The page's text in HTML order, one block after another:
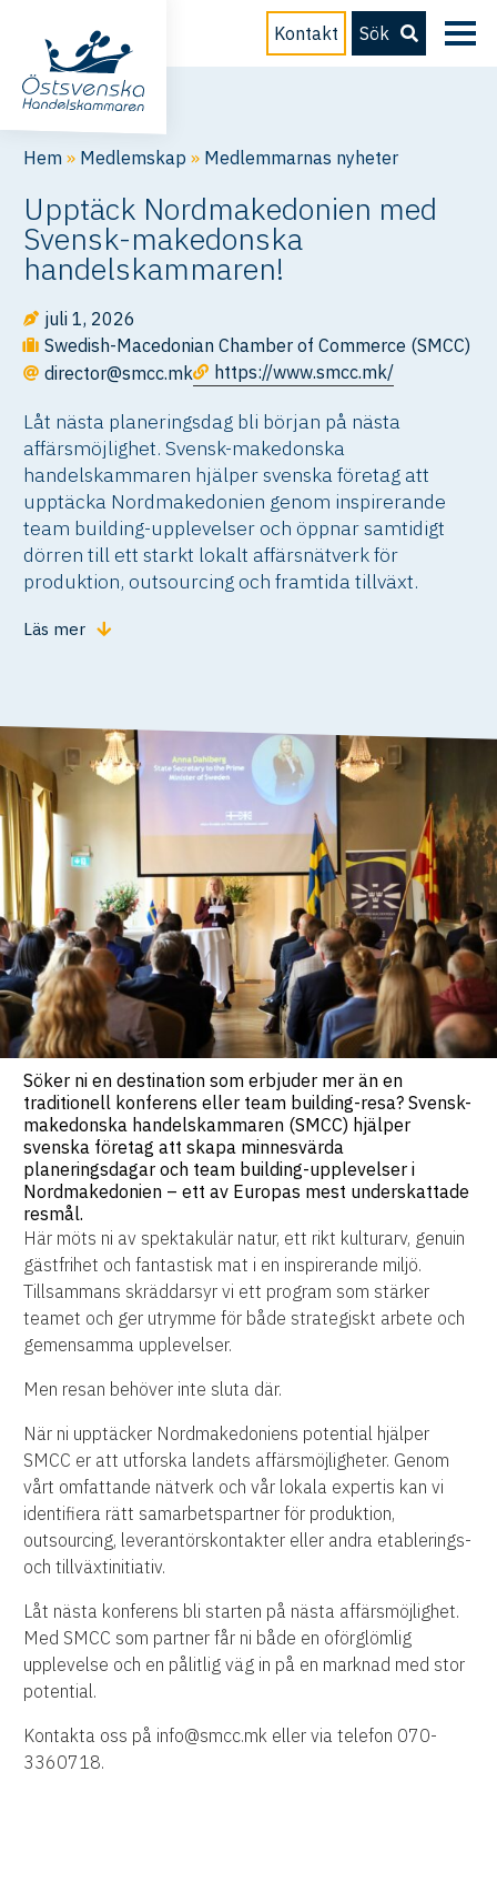
Kontakt Sök
Hem » Medlemskap » Medlemmarnas nyheter
Upptäck Nordmakedonien med
Svensk-makedonska
handelskammaren!
juli 1, 2026
Swedish-Macedonian Chamber of Commerce (SMCC)
director@smcc.mk
https://www.smcc.mk/
Låt nästa planeringsdag bli början på nästa
affärsmöjlighet. Svensk-makedonska
handelskammaren hjälper svenska företag att
upptäcka Nordmakedonien genom inspirerande
team building-upplevelser och öppnar samtidigt
dörren till ett starkt lokalt affärsnätverk för
produktion, outsourcing och framtida tillväxt.
Läs mer
Söker ni en destination som erbjuder mer än en
traditionell konferens eller team building-resa? Svensk-
makedonska handelskammaren (SMCC) hjälper
svenska företag att skapa minnesvärda
planeringsdagar och team building-upplevelser i
Nordmakedonien – ett av Europas mest underskattade
resmål.
Här möts ni av spektakulär natur, ett rikt kulturarv, genuin
gästfrihet och fantastisk mat i en inspirerande miljö.
Tillsammans skräddarsyr vi ett program som stärker
teamet och ger utrymme för både strategiskt arbete och
gemensamma upplevelser.
Men resan behöver inte sluta där.
När ni upptäcker Nordmakedoniens potential hjälper
SMCC er att utforska landets affärsmöjligheter. Genom
vårt omfattande nätverk och vår lokala expertis kan vi
identifiera rätt samarbetspartner för produktion,
outsourcing, leverantörskontakter eller andra etablerings-
och tillväxtinitiativ.
Låt nästa konferens bli starten på nästa affärsmöjlighet.
Med SMCC som partner får ni både en oförglömlig
upplevelse och en pålitlig väg in på en marknad med stor
potential.
Kontakta oss på info@smcc.mk eller via telefon 070-
3360718.